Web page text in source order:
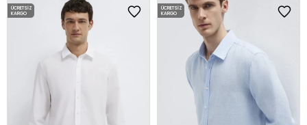
ÜCRETSIZ
KARGO
ÜCRETSIZ
KARGO